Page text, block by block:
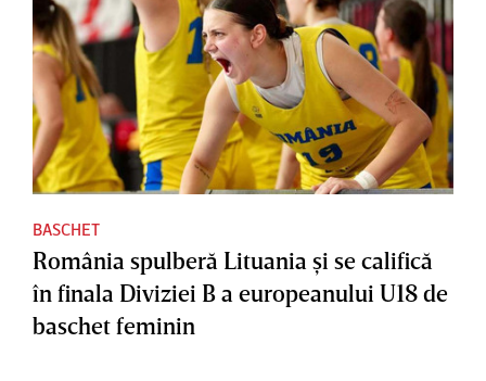
BASCHET
România spulberă Lituania şi se califică
în finala Diviziei B a europeanului U18 de
baschet feminin